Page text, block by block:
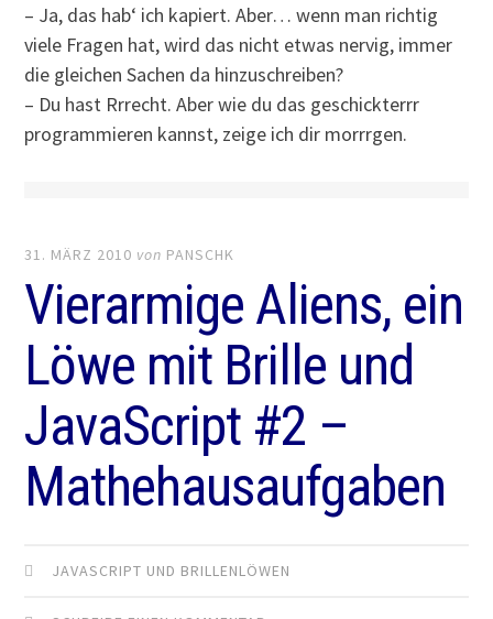
– Ja, das hab‘ ich kapiert. Aber… wenn man richtig
viele Fragen hat, wird das nicht etwas nervig, immer
die gleichen Sachen da hinzuschreiben?
– Du hast Rrrecht. Aber wie du das geschickterrr
programmieren kannst, zeige ich dir morrrgen.
31. MÄRZ 2010 von PANSCHK
Vierarmige Aliens, ein
Löwe mit Brille und
JavaScript #2 –
Mathehausaufgaben
JAVASCRIPT UND BRILLENLÖWEN